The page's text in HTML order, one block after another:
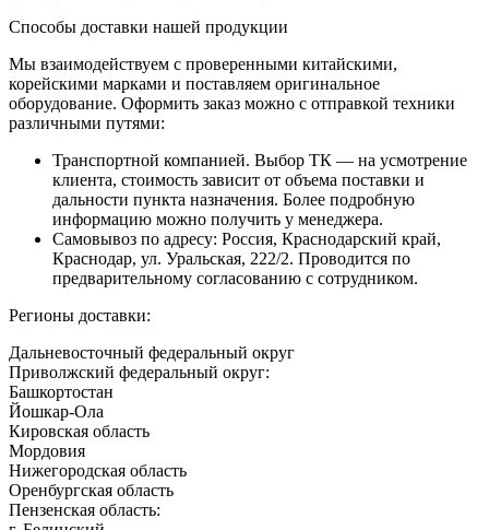
Способы доставки нашей продукции
Мы взаимодействуем с проверенными китайскими,
корейскими марками и поставляем оригинальное
оборудование. Оформить заказ можно с отправкой техники
различными путями:
Транспортной компанией. Выбор ТК — на усмотрение
клиента, стоимость зависит от объема поставки и
дальности пункта назначения. Более подробную
информацию можно получить у менеджера.
Самовывоз по адресу: Россия, Краснодарский край,
Краснодар, ул. Уральская, 222/2. Проводится по
предварительному согласованию с сотрудником.
Регионы доставки:
Дальневосточный федеральный округ
Приволжский федеральный округ:
Башкортостан
Йошкар-Ола
Кировская область
Мордовия
Нижегородская область
Оренбургская область
Пензенская область: